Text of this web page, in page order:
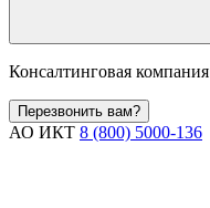
Консалтинговая компания
Перезвонить вам?
АО ИКТ 8 (800) 5000-136